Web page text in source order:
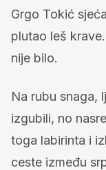
Grgo Tokić
plutao leš
nije bilo.
Na rubu snaga,
izgubili, no
toga labirinta i
ceste između